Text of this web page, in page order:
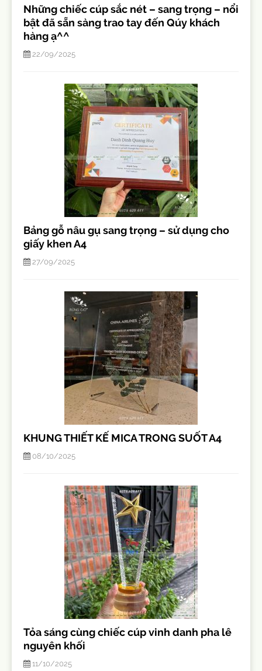
Những chiếc cúp sắc nét – sang trọng – nổi
bật đã sẵn sàng trao tay đến Qúy khách
hàng ạ^^
22/09/2025
Bảng gỗ nâu gụ sang trọng – sử dụng cho
giấy khen A4
27/09/2025
KHUNG THIẾT KẾ MICA TRONG SUỐT A4
08/10/2025
Tỏa sáng cùng chiếc cúp vinh danh pha lê
nguyên khối
11/10/2025